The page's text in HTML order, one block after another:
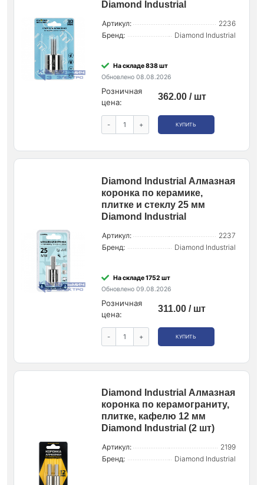
Diamond Industrial
Артикул:
2236
Бренд:
Diamond Industrial
На складе 838 шт
Обновлено 08.08.2026
Розничная
цена:
362.00 / шт
- + КУПИТЬ
Diamond Industrial Алмазная
коронка по керамике,
плитке и стеклу 25 мм
Diamond Industrial
Артикул:
2237
Бренд:
Diamond Industrial
На складе 1752 шт
Обновлено 09.08.2026
Розничная
цена:
311.00 / шт
- + КУПИТЬ
Diamond Industrial Алмазная
коронка по керамограниту,
плитке, кафелю 12 мм
Diamond Industrial (2 шт)
Артикул:
2199
Бренд:
Diamond Industrial